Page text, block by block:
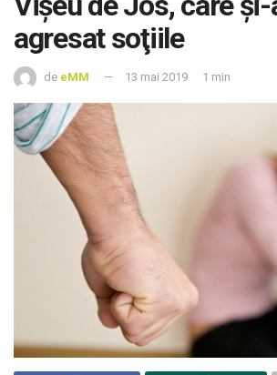
agresat soţiile
de eMM 13 mai 2019 1 min